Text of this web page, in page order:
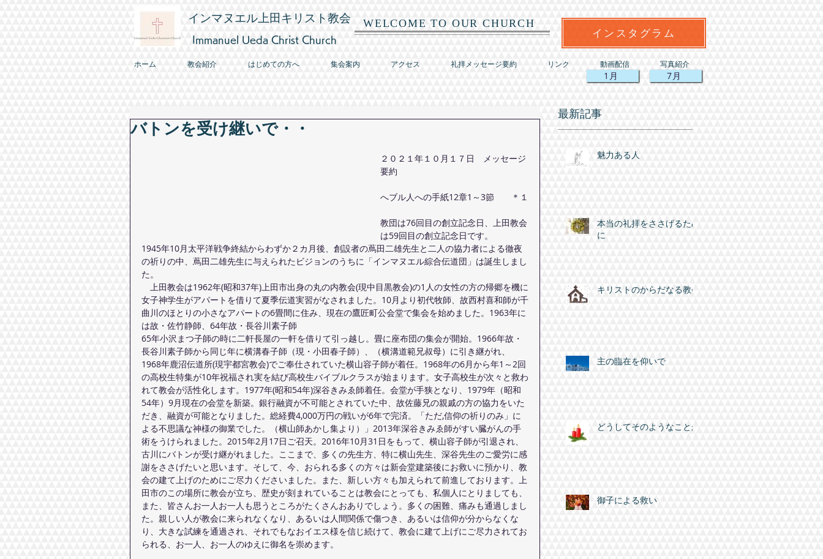
インマヌエル上田キリスト教会
Immanuel Ueda Christ Church
WELCOME TO OUR CHURCH
インスタグラム
ホーム 教会紹介 はじめての方へ 集会案内 アクセス 礼拝メッセージ要約 リンク 動画配信 写真紹介
7月
1月
バトンを受け継いで・・
２０２１年１０月１７日　メッセージ
要約
へブル人への手紙12章1～3節　　＊１
教団は76回目の創立記念日、上田教会
は59回目の創立記念日です。
1945年10月太平洋戦争終結からわずか２カ月後、創設者の蔦田二雄先生と二人の協力者による徹夜
の祈りの中、蔦田二雄先生に与えられたビジョンのうちに「インマヌエル綜合伝道団」は誕生しまし
た。
上田教会は1962年(昭和37年)上田市出身の丸の内教会(現中目黒教会)の1人の女性の方の帰郷を機に
女子神学生がアパートを借りて夏季伝道実習がなされました。10月より初代牧師、故西村喜和師が千
曲川のほとりの小さなアパートの6畳間に住み、現在の鷹匠町公会堂で集会を始めました。1963年に
は故・佐竹静師、64年故・長谷川素子師
65年小沢まつ子師の時に二軒長屋の一軒を借りて引っ越し。畳に座布団の集会が開始。1966年故・
長谷川素子師から同じ年に横溝春子師（現・小田春子師）、（横溝道範兄叔母）に引き継がれ、
1968年鹿沼伝道所(現宇都宮教会)でご奉仕されていた横山容子師が着任。1968年の6月から年1～2回
の高校生特集が10年祝福され実を結び高校生バイブルクラスが始まります。女子高校生が次々と救わ
れて教会が活性化します。1977年(昭和54年)深谷きみゑ師着任。会堂が手狭となり、1979年（昭和
54年）9月現在の会堂を新築。銀行融資が不可能とされていた中、故佐藤兄の親戚の方の協力をいた
だき、融資が可能となりました。総経費4,000万円の戦いが6年で完済。「ただ,信仰の祈りのみ」に
よる不思議な神様の御業でした。（横山師あかし集より）」2013年深谷きみゑ師がすい臓がんの手
術をうけられました。2015年2月17日ご召天。2016年10月31日をもって、横山容子師が引退され、
古川にバトンが受け継がれました。ここまで、多くの先生方、特に横山先生、深谷先生のご愛労に感
謝をささげたいと思います。そして、今、おられる多くの方々は新会堂建築後にお救いに預かり、教
会の建て上げのためにご尽力くださいました。また、新しい方々も加えられて前進しております。上
田市のこの場所に教会が立ち、歴史が刻まれていることは教会にとっても、私個人にとりましても、
また、皆さんお一人お一人も思うところがたくさんおありでしょう。多くの困難、痛みも通過しまし
た。親しい人が教会に来られなくなり、あるいは人間関係で傷つき、あるいは信仰が分からなくな
り、大きな試練を通過され、それでもなおイエス様を信じ続けて、教会に建て上げにご尽力されてお
られる、お一人、お一人のゆえに御名を崇めます。
最新記事
魅力ある人
本当の礼拝をささげるため
に
キリストのからだなる教会
主の臨在を仰いで
どうしてそのようなことが
御子による救い